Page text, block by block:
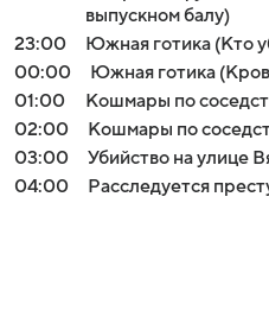
выпускном балу)
23:00
Южная готика (Кто
00:00
Южная готика
01:00
Кошмары по
02:00
Кошмары по
03:00
Убийство на улице
04:00
Расследуется